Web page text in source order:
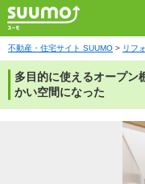
不動産・住宅サイト SUUMO リフ
多目的に使えるオープン
かい空間になった